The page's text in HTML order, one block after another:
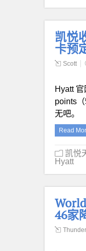
凯悦
卡预
Scott
Hyatt
points
无吧。
Read
凯悦
Hyatt
46家